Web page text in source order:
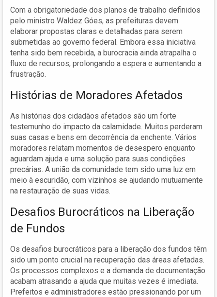
Com a obrigatoriedade dos planos de trabalho definidos
pelo ministro Waldez Góes, as prefeituras devem
elaborar propostas claras e detalhadas para serem
submetidas ao governo federal. Embora essa iniciativa
tenha sido bem recebida, a burocracia ainda atrapalha o
fluxo de recursos, prolongando a espera e aumentando a
frustração.
Histórias de Moradores Afetados
As histórias dos cidadãos afetados são um forte
testemunho do impacto da calamidade. Muitos perderam
suas casas e bens em decorrência da enchente. Vários
moradores relatam momentos de desespero enquanto
aguardam ajuda e uma solução para suas condições
precárias. A união da comunidade tem sido uma luz em
meio à escuridão, com vizinhos se ajudando mutuamente
na restauração de suas vidas.
Desafios Burocráticos na Liberação
de Fundos
Os desafios burocráticos para a liberação dos fundos têm
sido um ponto crucial na recuperação das áreas afetadas.
Os processos complexos e a demanda de documentação
acabam atrasando a ajuda que muitas vezes é imediata.
Prefeitos e administradores estão pressionando por um